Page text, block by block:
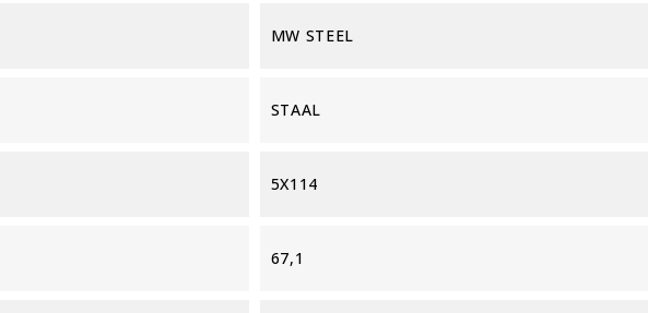
MW STEEL
STAAL
5X114
67,1